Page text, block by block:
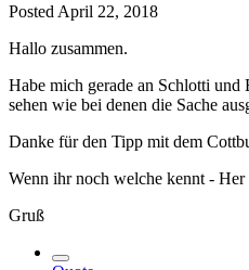
Posted April 22, 2018
Hallo zusammen.
Habe mich gerade an Schlotti und
sehen wie bei denen die Sache
Danke für den Tipp mit dem
Wenn ihr noch welche kennt - Her
Gruß